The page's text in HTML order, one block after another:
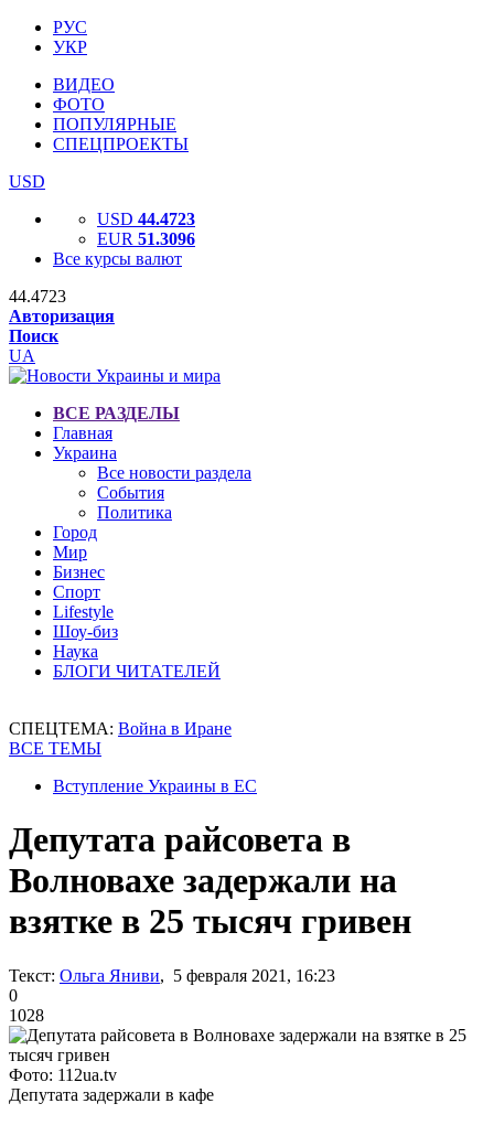
РУС
УКР
ВИДЕО
ФОТО
ПОПУЛЯРНЫЕ
СПЕЦПРОЕКТЫ
USD
USD 44.4723
EUR 51.3096
Все курсы валют
44.4723
Авторизация
Поиск
UA
ВСЕ РАЗДЕЛЫ
Главная
Украина
Все новости раздела
События
Политика
Город
Мир
Бизнес
Спорт
Lifestyle
Шоу-биз
Наука
БЛОГИ ЧИТАТЕЛЕЙ
СПЕЦТЕМА: Война в Иране
ВСЕ ТЕМЫ
Вступление Украины в ЕС
Депутата райсовета в
Волновахе задержали на
взятке в 25 тысяч гривен
Текст: Ольга Яниви, 5 февраля 2021, 16:23
0
1028
Фото: 112ua.tv
Депутата задержали в кафе